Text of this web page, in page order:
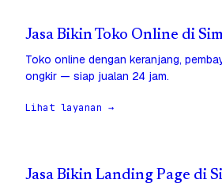
Jasa Bikin Toko Online di
Toko online dengan keranjang,
ongkir — siap jualan 24 jam.
Lihat layanan →
Jasa Bikin Landing Page di